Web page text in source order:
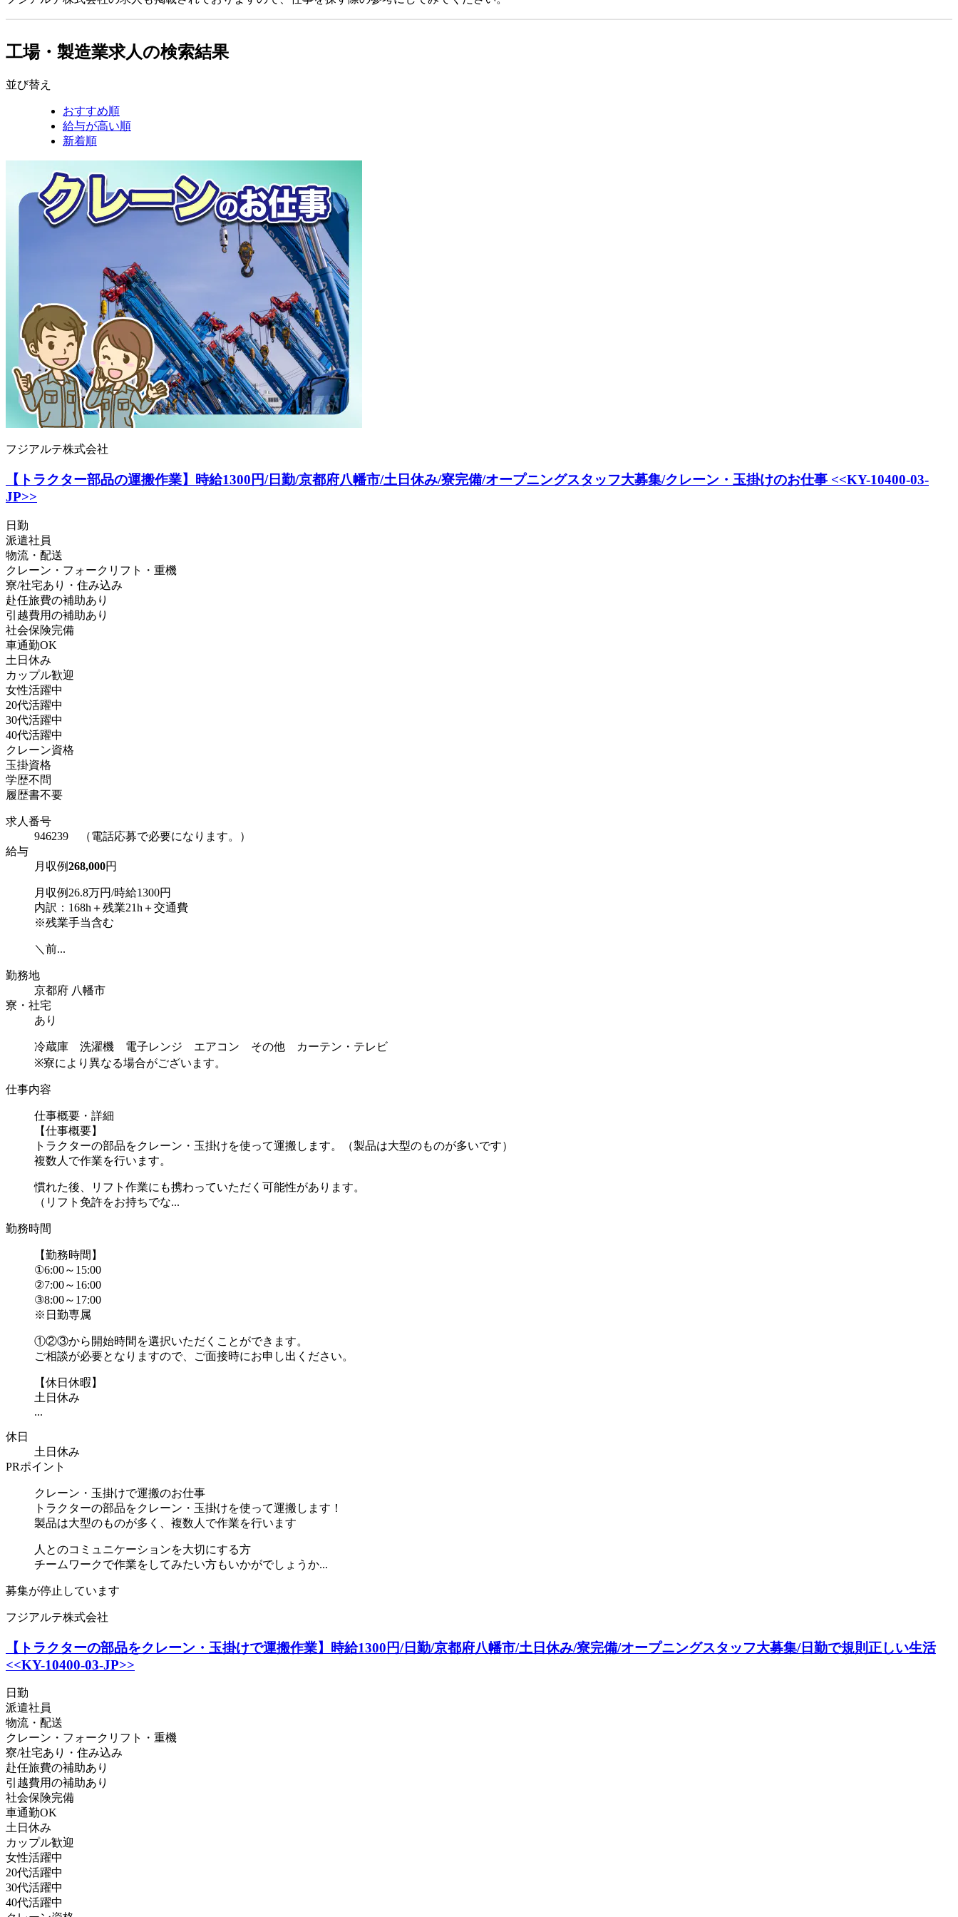
工場・製造業求人の検索結果
並び替え
おすすめ順
給与が高い順
新着順
フジアルテ株式会社
【トラクター部品の運搬作業】時給1300円/日勤/京都府八幡市/土日休み/寮完備/オープニングスタッフ大募集/クレーン・玉掛けのお仕事 <<KY-10400-03-
JP>>
日勤
派遣社員
物流・配送
クレーン・フォークリフト・重機
寮/社宅あり・住み込み
赴任旅費の補助あり
引越費用の補助あり
社会保険完備
車通勤OK
土日休み
カップル歓迎
女性活躍中
20代活躍中
30代活躍中
40代活躍中
クレーン資格
玉掛資格
学歴不問
履歴書不要
求人番号
946239 （電話応募で必要になります。）
給与
月収例268,000円
月収例26.8万円/時給1300円
内訳：168h＋残業21h＋交通費
※残業手当含む
＼前...
勤務地
京都府 八幡市
寮・社宅
あり
冷蔵庫 洗濯機 電子レンジ エアコン その他 カーテン・テレビ
※寮により異なる場合がございます。
仕事内容
仕事概要・詳細
【仕事概要】
トラクターの部品をクレーン・玉掛けを使って運搬します。（製品は大型のものが多いです）
複数人で作業を行います。
慣れた後、リフト作業にも携わっていただく可能性があります。
（リフト免許をお持ちでな...
勤務時間
【勤務時間】
①6:00～15:00
②7:00～16:00
③8:00～17:00
※日勤専属
①②③から開始時間を選択いただくことができます。
ご相談が必要となりますので、ご面接時にお申し出ください。
【休日休暇】
土日休み
...
休日
土日休み
PRポイント
クレーン・玉掛けで運搬のお仕事
トラクターの部品をクレーン・玉掛けを使って運搬します！
製品は大型のものが多く、複数人で作業を行います
人とのコミュニケーションを大切にする方
チームワークで作業をしてみたい方もいかがでしょうか...
募集が停止しています
フジアルテ株式会社
【トラクターの部品をクレーン・玉掛けで運搬作業】時給1300円/日勤/京都府八幡市/土日休み/寮完備/オープニングスタッフ大募集/日勤で規則正しい生活
<<KY-10400-03-JP>>
日勤
派遣社員
物流・配送
クレーン・フォークリフト・重機
寮/社宅あり・住み込み
赴任旅費の補助あり
引越費用の補助あり
社会保険完備
車通勤OK
土日休み
カップル歓迎
女性活躍中
20代活躍中
30代活躍中
40代活躍中